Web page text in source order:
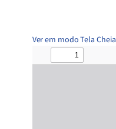
Ver em modo Tela Cheia